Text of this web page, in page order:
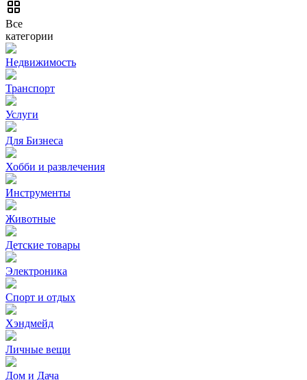
Все
категории
Недвижимость
Транспорт
Услуги
Для Бизнеса
Хобби и развлечения
Инструменты
Животные
Детские товары
Электроника
Спорт и отдых
Хэндмейд
Личные вещи
Дом и Дача